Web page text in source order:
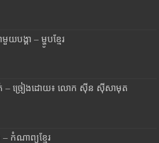
បង្គា – ម្ហូបខ្មែរ
– ច្រៀងដោយ៖ លោក ស៊ីន ស៊ីសាមុត
កំណាព្យខ្មែរ